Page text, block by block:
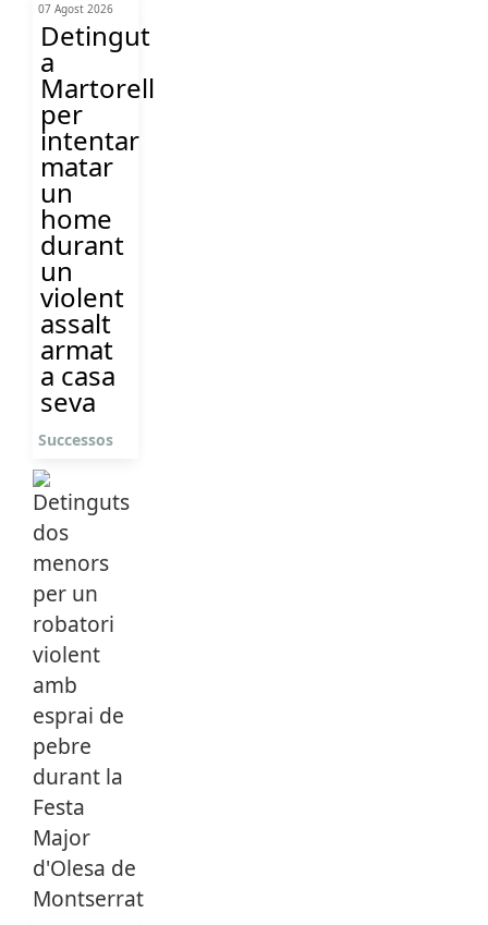
07 Agost 2026
Detingut
a
Martorell
per
intentar
matar
un
home
durant
un
violent
assalt
armat
a casa
seva
Successos